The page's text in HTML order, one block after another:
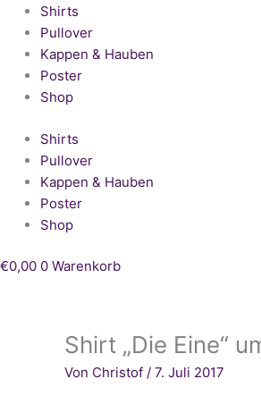
Shirts
Pullover
Kappen & Hauben
Poster
Shop
Shirts
Pullover
Kappen & Hauben
Poster
Shop
€0,00 0 Warenkorb
Shirt „Die Eine“
Von Christof / 7. Juli 2017